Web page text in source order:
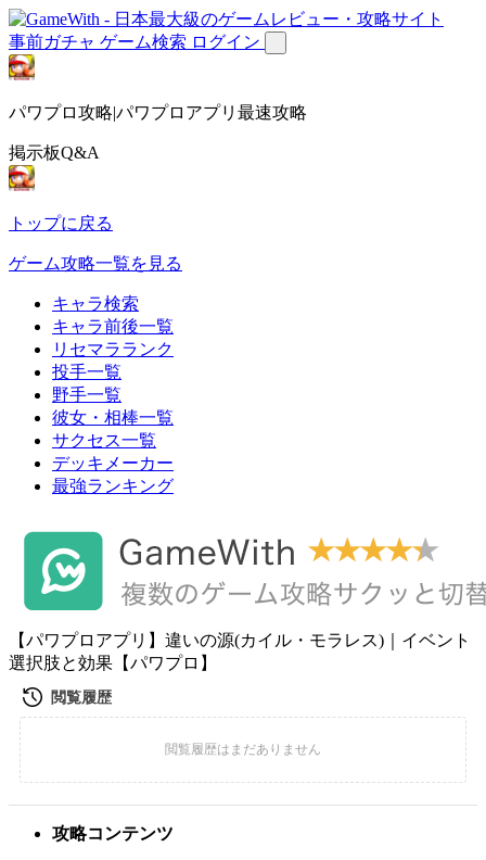
事前ガチャ ゲーム検索 ログイン
パワプロ攻略|パワプロアプリ最速攻略
掲示板Q&A
トップに戻る
ゲーム攻略一覧を見る
キャラ検索
キャラ前後一覧
リセマラランク
投手一覧
野手一覧
彼女・相棒一覧
サクセス一覧
デッキメーカー
最強ランキング
【パワプロアプリ】違いの源(カイル・モラレス)｜イベント
選択肢と効果【パワプロ】
攻略コンテンツ